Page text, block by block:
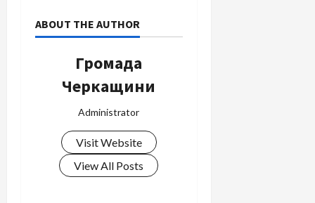
ABOUT THE AUTHOR
Громада
Черкащини
Administrator
Visit Website
View All Posts